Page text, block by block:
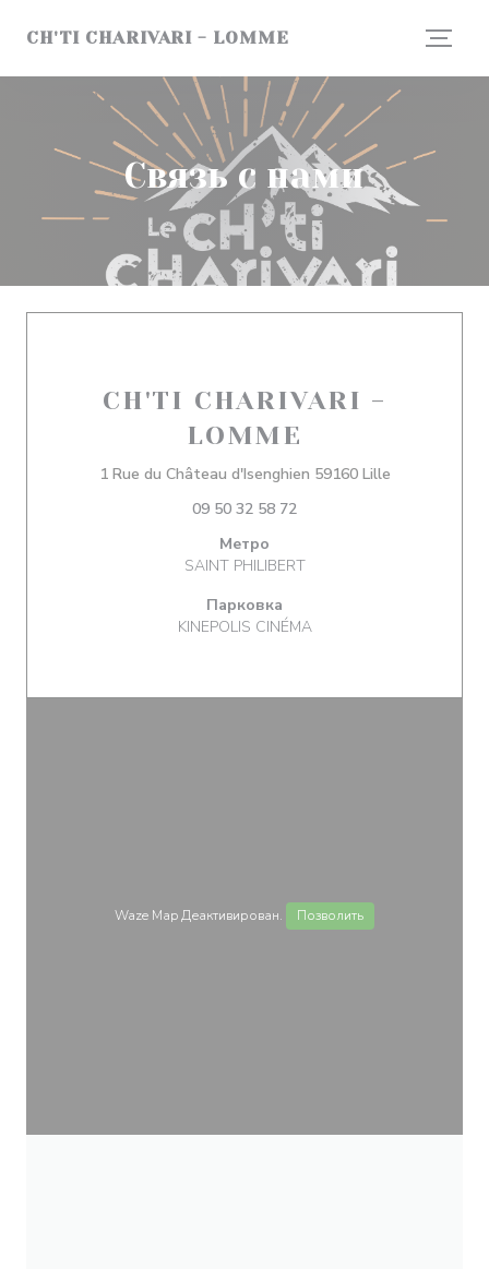
CH'TI CHARIVARI - LOMME
Связь с нами
CH'TI CHARIVARI -
LOMME
1 Rue du Château d'Isenghien 59160 Lille
09 50 32 58 72
Метро
SAINT PHILIBERT
Парковка
KINEPOLIS CINÉMA
Waze Map Деактивирован. Позволить